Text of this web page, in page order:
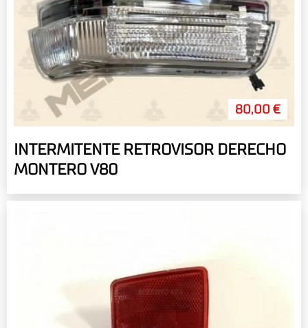
80,00 €
INTERMITENTE RETROVISOR DERECHO
MONTERO V80